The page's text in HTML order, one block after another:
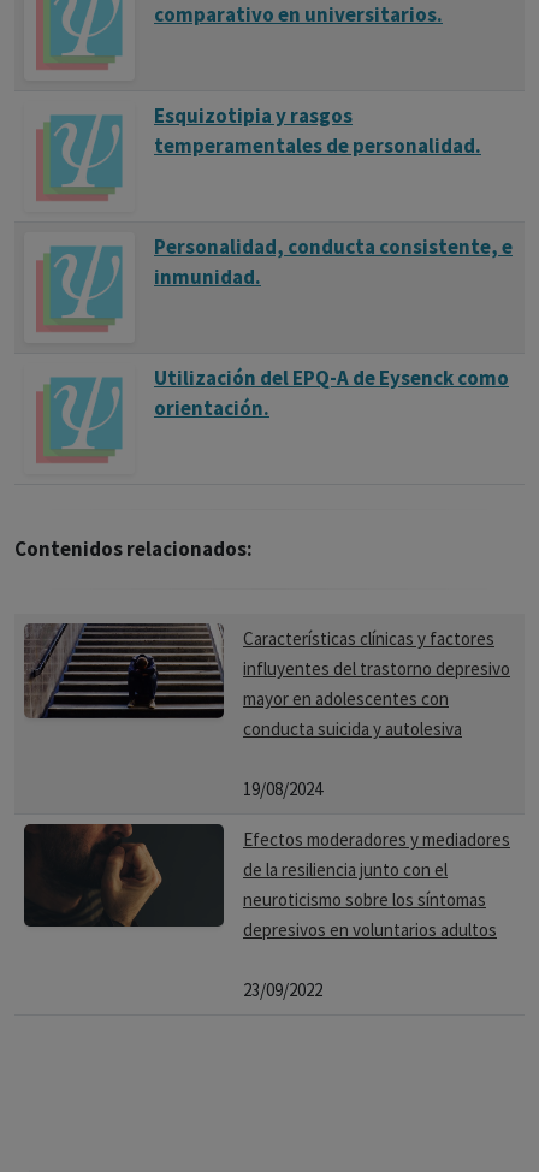
comparativo en universitarios.
Esquizotipia y rasgos
temperamentales de personalidad.
Personalidad, conducta consistente, e
inmunidad.
Utilización del EPQ-A de Eysenck como
orientación.
Contenidos relacionados:
Características clínicas y factores
influyentes del trastorno depresivo
mayor en adolescentes con
conducta suicida y autolesiva
19/08/2024
Efectos moderadores y mediadores
de la resiliencia junto con el
neuroticismo sobre los síntomas
depresivos en voluntarios adultos
23/09/2022